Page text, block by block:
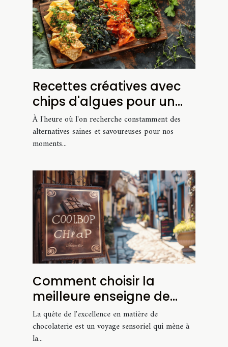
Recettes créatives avec
chips d'algues pour un
apéritif sain
À l'heure où l'on recherche constamment des
alternatives saines et savoureuses pour nos
moments...
Comment choisir la
meilleure enseigne de
chocolaterie ?
La quête de l'excellence en matière de
chocolaterie est un voyage sensoriel qui mène à
la...